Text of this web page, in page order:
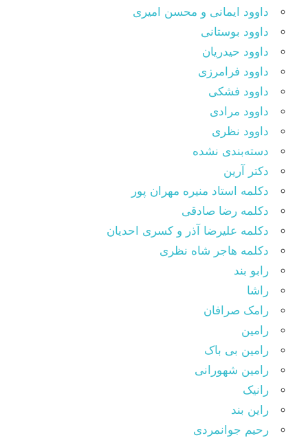
داوود ایمانی و محسن امیری
داوود بوستانی
داوود حیدریان
داوود فرامرزی
داوود فشکی
داوود مرادی
داوود نظری
دسته‌بندی نشده
دکتر آرین
دکلمه استاد منیره مهران پور
دکلمه رضا صادقی
دکلمه علیرضا آذر و کسری احدیان
دکلمه هاجر شاه نظری
رابو بند
راشا
رامک صرافان
رامین
رامین بی باک
رامین شهورانی
رانیک
راین بند
رحیم جوانمردی